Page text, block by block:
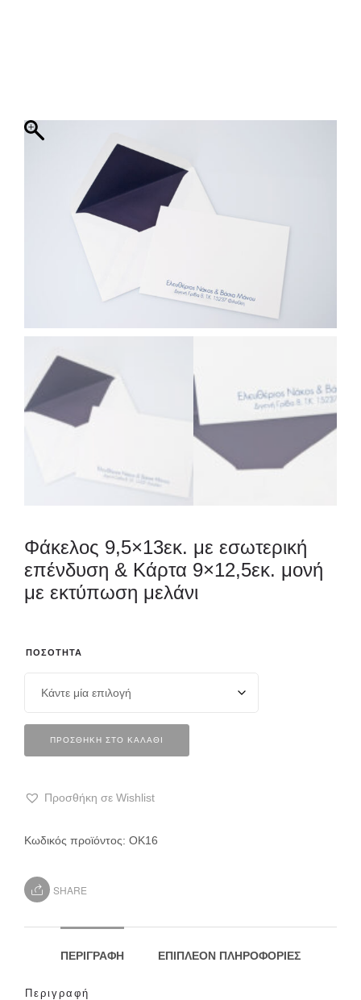
ΠΡΟΣΚΛΗΤΗΡΙΟ
ΕΚΤΥΠΩΣΗ
Φάκελος 9,5×13εκ. με εσωτερική
επένδυση & Κάρτα 9×12,5εκ. μονή
με εκτύπωση μελάνι
ΠΟΣΌΤΗΤΑ
ΠΡΟΣΘΉΚΗ ΣΤΟ ΚΑΛΆΘΙ
Προσθήκη σε Wishlist
Κωδικός προϊόντος: ΟΚ16
SHARE
ΠΕΡΙΓΡΑΦΉ ΕΠΙΠΛΈΟΝ ΠΛΗΡΟΦΟΡΊΕΣ
Περιγραφή